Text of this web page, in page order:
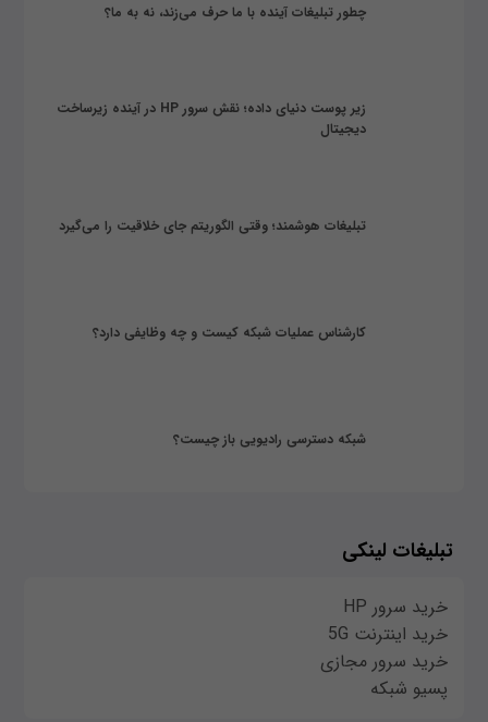
چطور تبلیغات آینده با ما حرف می‌زند، نه به ما؟
زیر پوست دنیای داده؛ نقش سرور HP در آینده زیرساخت
دیجیتال
تبلیغات هوشمند؛ وقتی الگوریتم جای خلاقیت را می‌گیرد
کارشناس عملیات شبکه کیست و چه وظایفی دارد؟
شبکه دسترسی رادیویی باز چیست؟
تبلیغات لینکی
خرید سرور HP
خرید اینترنت 5G
خرید سرور مجازی
پسیو شبکه